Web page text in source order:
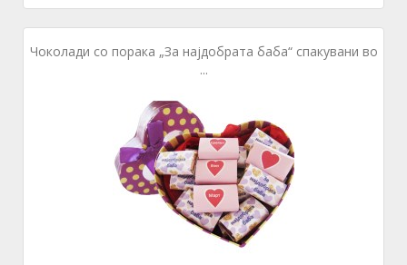
Чоколади со порака „За најдобрата баба“ спакувани во
...